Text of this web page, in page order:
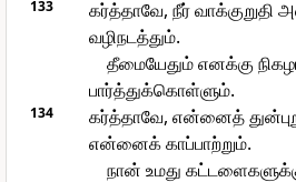
133
கர்த்தாவே, நீர் வாக்குறுதி
வழிநடத்தும்.
தீமையேதும் எனக்கு
பார்த்துக்கொள்ளும்.
134
கர்த்தாவே, என்னைத்
என்னைக் காப்பாற்றும்.
நான் உமது